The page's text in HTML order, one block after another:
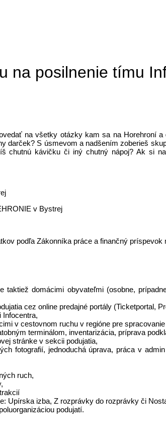
na posilnenie tímu
na všetky otázky kam sa na
darček? S úsmevom a nadšením zoberieš
chutnú kávičku či iný chutný nápoj? Ak si
v Bystrej
podľa Zákonníka práce a finančný príspevok
taktiež domácimi obyvateľmi (osobne,
cez online predajné portály (Ticketportal,
v cestovnom ruchu v regióne pre
terminálom, inventarizácia, príprava
stránke v sekcii podujatia,
fotografií, jednoduchá úprava, práca v
ruch,
Upírska izba, Z rozprávky do rozprávky či
podujatí.